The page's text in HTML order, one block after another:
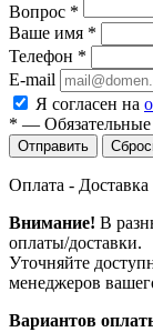
Вопрос *
Ваше имя *
Телефон *
E-mail
Я согласен на
* —
Оплата - Доставка
Внимание! В
оплаты/доставки.
Уточняйте
менеджеров
Вариантов